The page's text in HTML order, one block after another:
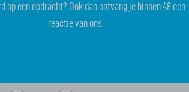
op een opdracht? Ook dan ontvang je binnen 48 een
reactie van ons.